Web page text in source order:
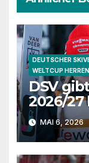
DEUTSCHER
WELTCUP HERREN
DSV
2026/
MAI 6, 2026